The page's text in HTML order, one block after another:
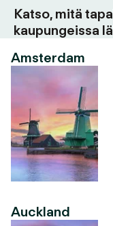
Katso, mitä
kaupungeissa
Amsterdam
Auckland